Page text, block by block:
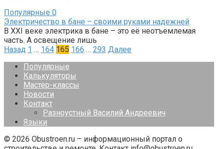
Популярные 0
Электричество в бане – своими руками надежней
В XXI веке электрика в бане – это её неотъемлемая
часть. А освещение лишь
Пагинация
Назад 1 … 164 165 166 … 293 Далее
Популярные
Калькуляторы
Мастер-классы
Новости
Контакт
Разноустный Василий Андреевич
Языки
© 2026 Obustroen.ru – информационный портал о